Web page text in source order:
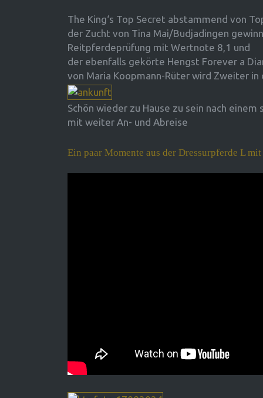
The King‘s Top Secret abstammend von
der Zucht von Tina Mai/Budjadingen
Reitpferdeprüfung mit Wertnote 8,1 und
der ebenfalls gekörte Hengst Forever a
von Maria Koopmann-Rüter wird Zweiter in
Schön wieder zu Hause zu sein nach
mit weiter An- und Abreise
Ein paar Momente aus der Dressurpferde L